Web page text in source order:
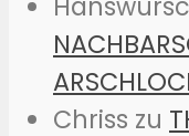
Chriss zu